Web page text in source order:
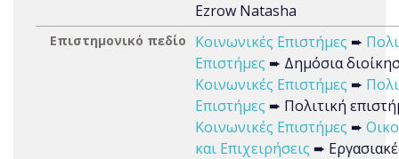
Ezrow Natasha
Επιστημονικό πεδίο Κοινωνικές Επιστήμες ➨
Επιστήμες ➨ Δημόσια
Κοινωνικές Επιστήμες ➨
Επιστήμες ➨ Πολιτική
Κοινωνικές Επιστήμες ➨
και Επιχειρήσεις ➨